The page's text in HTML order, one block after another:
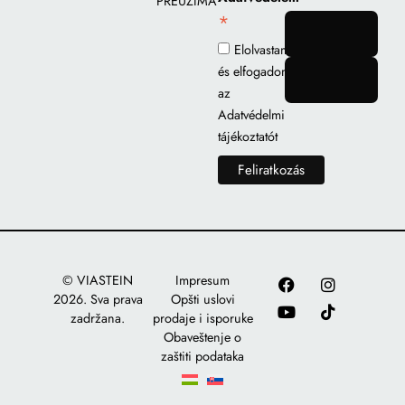
*
Elolvastam
és elfogadom
az
Adatvédelmi
tájékoztatót
© VIASTEIN
2026. Sva prava
zadržana.
Impresum
Opšti uslovi
prodaje i isporuke
Obaveštenje o
zaštiti podataka